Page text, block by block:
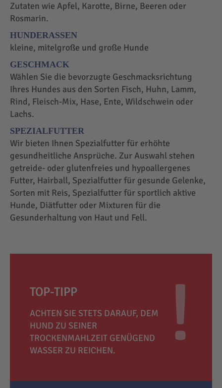
Zutaten wie Apfel, Karotte, Birne, Beeren oder
Rosmarin.
HUNDERASSEN
kleine, mitelgroße und große Hunde
GESCHMACK
Wählen Sie die bevorzugte Geschmacksrichtung
Ihres Hundes aus den Sorten Fisch, Huhn, Lamm,
Rind, Fleisch-Mix, Hase, Ente, Wildschwein oder
Lachs.
SPEZIALFUTTER
Wir bieten Ihnen Spezialfutter für erhöhte
gesundheitliche Ansprüche. Zur Auswahl stehen
getreide- oder glutenfreies und hypoallergenes
Futter, Hairball, Spezialfutter für gesunde Gelenke,
Sorten mit Reis, Spezialfutter für sportlich aktive
Hunde, Diätfutter oder Mixturen für die
Gesunderhaltung von Haut und Fell.
TOP-TIPP
ACHTEN SIE STETS DARAUF, DEM
HUND ZU SEINER
TROCKENMAHLZEIT GENÜGEND
WASSER ZU REICHEN.